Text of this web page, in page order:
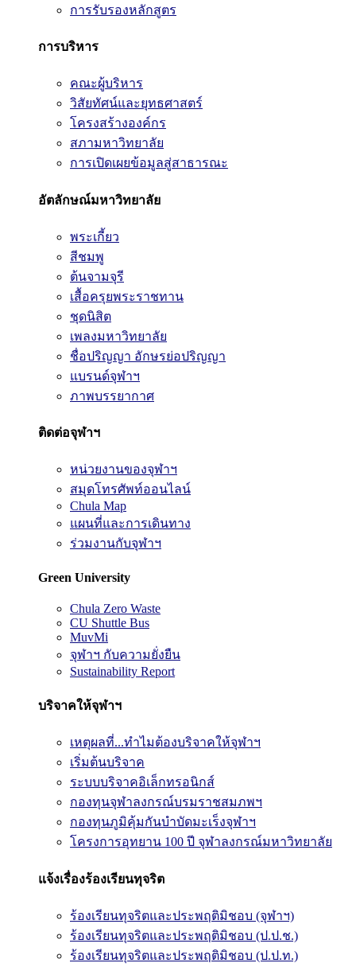
การรับรองหลักสูตร
การบริหาร
คณะผู้บริหาร
วิสัยทัศน์และยุทธศาสตร์
โครงสร้างองค์กร
สภามหาวิทยาลัย
การเปิดเผยข้อมูลสู่สาธารณะ
อัตลักษณ์มหาวิทยาลัย
พระเกี้ยว
สีชมพู
ต้นจามจุรี
เสื้อครุยพระราชทาน
ชุดนิสิต
เพลงมหาวิทยาลัย
ชื่อปริญญา อักษรย่อปริญญา
แบรนด์จุฬาฯ
ภาพบรรยากาศ
ติดต่อจุฬาฯ
หน่วยงานของจุฬาฯ
สมุดโทรศัพท์ออนไลน์
Chula Map
แผนที่และการเดินทาง
ร่วมงานกับจุฬาฯ
Green University
Chula Zero Waste
CU Shuttle Bus
MuvMi
จุฬาฯ กับความยั่งยืน
Sustainability Report
บริจาคให้จุฬาฯ
เหตุผลที่...ทำไมต้องบริจาคให้จุฬาฯ
เริ่มต้นบริจาค
ระบบบริจาคอิเล็กทรอนิกส์
กองทุนจุฬาลงกรณ์บรมราชสมภพฯ
กองทุนภูมิคุ้มกันบำบัดมะเร็งจุฬาฯ
โครงการอุทยาน 100 ปี จุฬาลงกรณ์มหาวิทยาลัย
แจ้งเรื่องร้องเรียนทุจริต
ร้องเรียนทุจริตและประพฤติมิชอบ (จุฬาฯ)
ร้องเรียนทุจริตและประพฤติมิชอบ (ป.ป.ช.)
ร้องเรียนทุจริตและประพฤติมิชอบ (ป.ป.ท.)